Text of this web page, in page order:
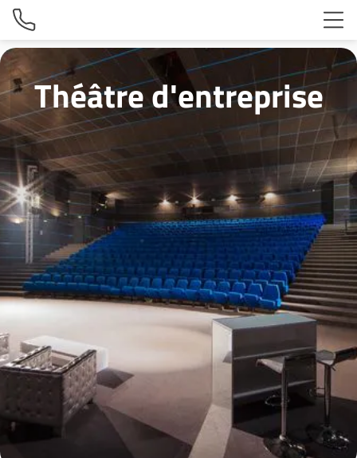
Théâtre d'entreprise